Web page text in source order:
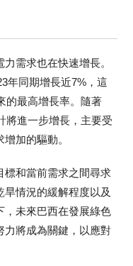
需求也在快速增長。
年同期增長近7%，這
的最高增長率。隨著
將進一步增長，主要受
加的驅動。
標和當前需求之間尋求
情況的緩解程度以及
，未來巴西在發展綠色
力將成為關鍵，以應對